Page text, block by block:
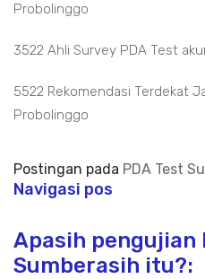
Probolinggo
3522 Ahli Survey PDA Test
5522 Rekomendasi Terdekat
Probolinggo
Postingan pada PDA Test
Navigasi pos
Apasih pengujian
Sumberasih itu?: